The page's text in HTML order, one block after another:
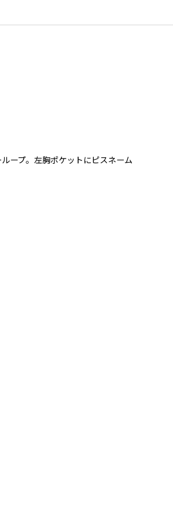
ープ。左胸ポケットにピスネーム